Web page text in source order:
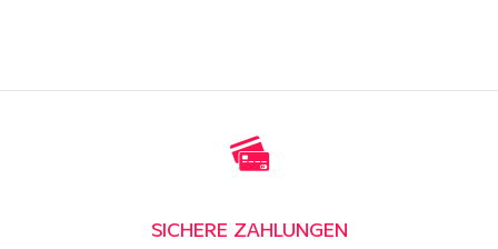
SICHERE ZAHLUNGEN